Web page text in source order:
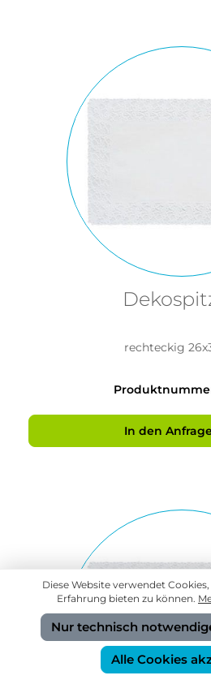
rechteckig
In den
Diese Website verwendet
Erfahrung bieten zu können.
Nur technisch
Alle Cookies